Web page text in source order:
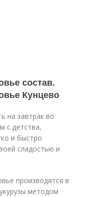
состав.
Кунцево
на завтрак во
с детства,
и быстро
сладостью и
производятся в
методом